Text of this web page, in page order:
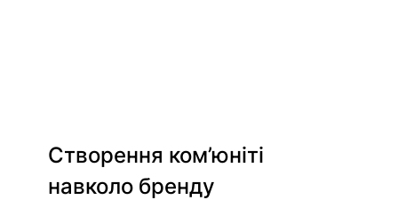
Створення ком’юніті
навколо бренду